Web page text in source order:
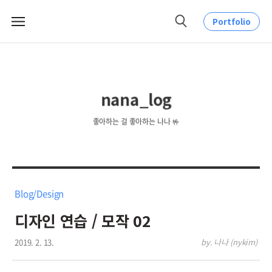
메
검
Portfolio
nana_log
좋아하는 걸 좋아하는 나나 🤟
Blog/Design
디자인 연습 / 모작 02
2019. 2. 13. by. 나나 (nykim)